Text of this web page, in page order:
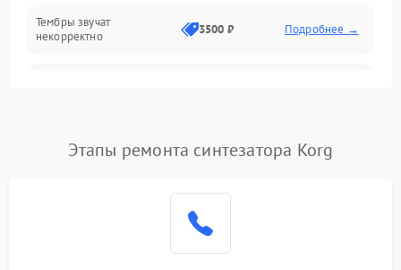
Электроника
Тембры звучат
некорректно
3500 ₽ Подробнее →
Этапы ремонта синтезатора Korg